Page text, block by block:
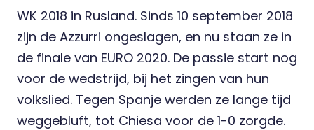
WK 2018 in Rusland. Sinds 10 september 2018
zijn de Azzurri ongeslagen, en nu staan ze in
de finale van EURO 2020. De passie start nog
voor de wedstrijd, bij het zingen van hun
volkslied. Tegen Spanje werden ze lange tijd
weggebluft, tot Chiesa voor de 1-0 zorgde.